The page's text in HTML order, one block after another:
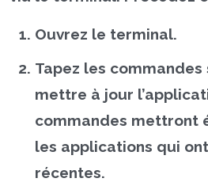
Ouvrez le terminal.
Tapez les
mettre à jour
commandes mettront
les applications qui
récentes.